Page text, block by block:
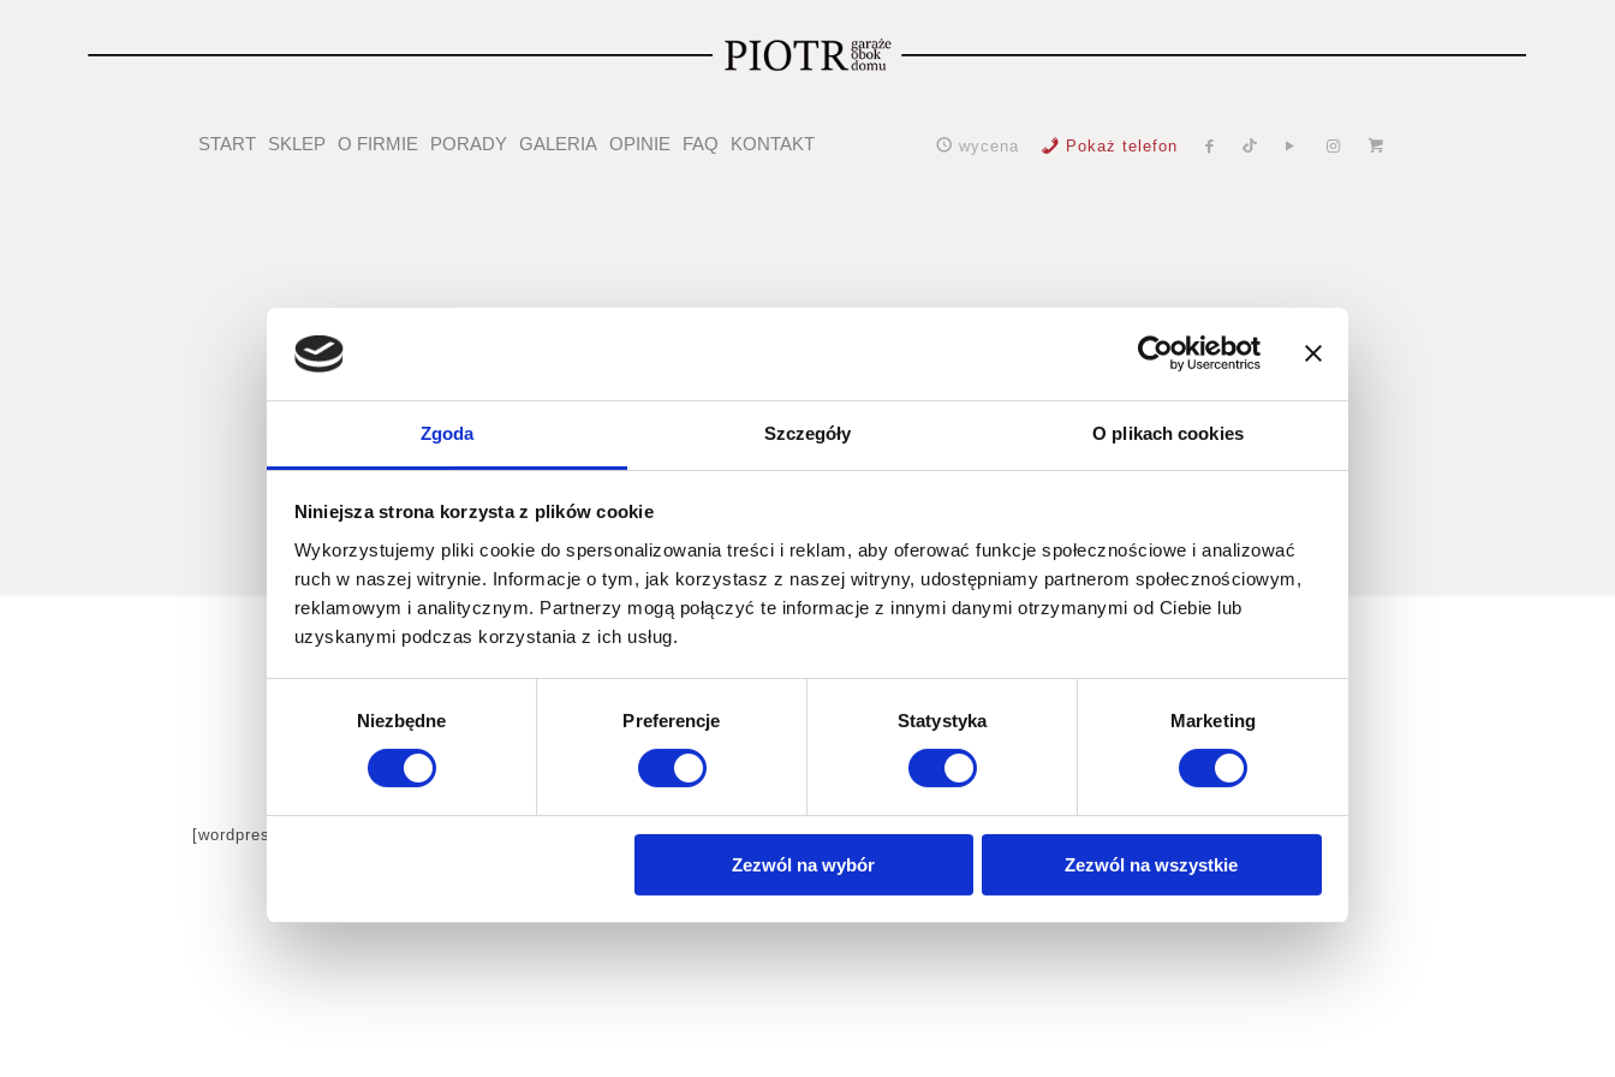
Zgoda Szczegóły O plikach cookies
Niniejsza strona korzysta z plików cookie
Wykorzystujemy pliki cookie do spersonalizowania treści i reklam, aby oferować funkcje społecznościowe i analizować
ruch w naszej witrynie. Informacje o tym, jak korzystasz z naszej witryny, udostępniamy partnerom społecznościowym,
reklamowym i analitycznym. Partnerzy mogą połączyć te informacje z innymi danymi otrzymanymi od Ciebie lub
uzyskanymi podczas korzystania z ich usług.
Niezbędne Preferencje Statystyka Marketing
Zezwól na wybór Zezwól na wszystkie
START SKLEP O FIRMIE PORADY GALERIA OPINIE FAQ KONTAKT wycena Pokaż telefon
Żądaj archiwum danych
[wordpress_gdpr_request_data]